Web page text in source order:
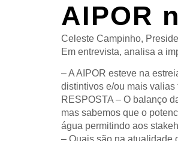
AIPOR
Celeste Campinho,
Em entrevista, analisa a
– A AIPOR esteve na
distintivos e/ou mais
RESPOSTA – O balanço
mas sabemos que o
água permitindo aos